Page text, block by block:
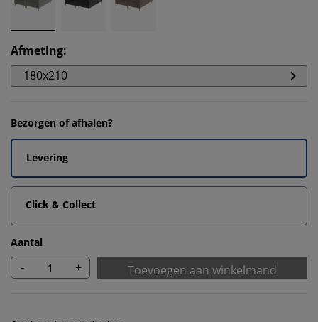
Afmeting:
180x210
Bezorgen of afhalen?
Levering
Click & Collect
Aantal
- + Toevoegen aan winkelmand